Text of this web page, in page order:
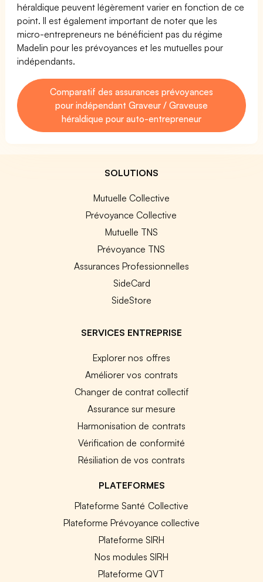
héraldique peuvent légèrement varier en fonction de ce
point. Il est également important de noter que les
micro-entrepreneurs ne bénéficient pas du régime
Madelin pour les prévoyances et les mutuelles pour
indépendants.
Comparatif des assurances prévoyances
pour indépendant Graveur / Graveuse
héraldique pour auto-entrepreneur
SOLUTIONS
Mutuelle Collective
Prévoyance Collective
Mutuelle TNS
Prévoyance TNS
Assurances Professionnelles
SideCard
SideStore
SERVICES ENTREPRISE
Explorer nos offres
Améliorer vos contrats
Changer de contrat collectif
Assurance sur mesure
Harmonisation de contrats
Vérification de conformité
Résiliation de vos contrats
PLATEFORMES
Plateforme Santé Collective
Plateforme Prévoyance collective
Plateforme SIRH
Nos modules SIRH
Plateforme QVT